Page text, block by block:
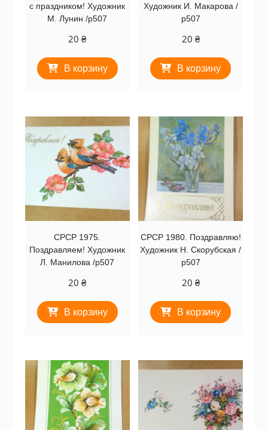
с праздником! Художник
М. Лунин /р507
20₴
В корзину
Художник И. Макарова /
р507
20 ₴
В корзину
СРСР 1975.
Поздравляем! Художник
Л. Манилова /р507
20₴
В корзину
СРСР 1980. Поздравляю!
Художник Н. Скорубская /
р507
20 ₴
В корзину